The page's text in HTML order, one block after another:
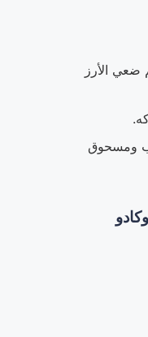
الأرز
ومسحوق